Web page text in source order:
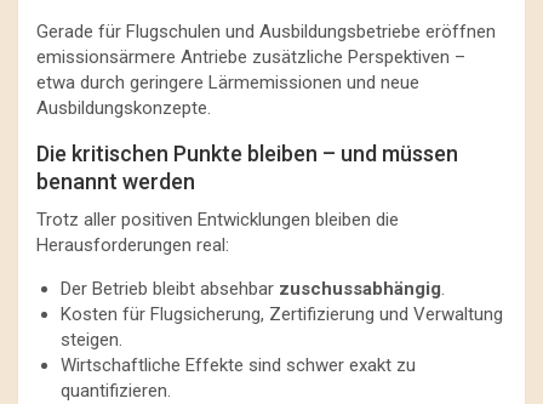
Gerade für Flugschulen und Ausbildungsbetriebe eröffnen
emissionsärmere Antriebe zusätzliche Perspektiven –
etwa durch geringere Lärmemissionen und neue
Ausbildungskonzepte.
Die kritischen Punkte bleiben – und müssen
benannt werden
Trotz aller positiven Entwicklungen bleiben die
Herausforderungen real:
Der Betrieb bleibt absehbar zuschussabhängig.
Kosten für Flugsicherung, Zertifizierung und Verwaltung
steigen.
Wirtschaftliche Effekte sind schwer exakt zu
quantifizieren.